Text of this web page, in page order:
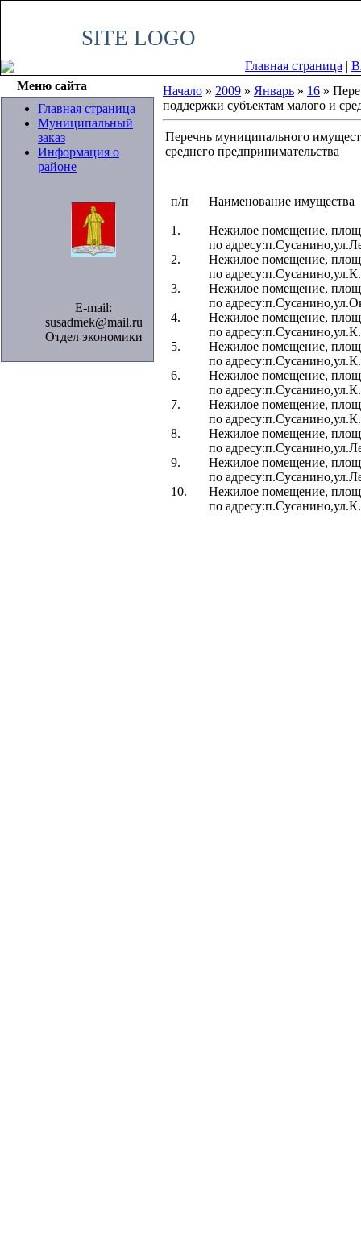
SITE LOGO
Главная страница |
Меню сайта
Главная страница
Муниципальный
заказ
Информация о
районе
E-mail:
susadmek@mail.ru
Отдел экономики
Начало » 2009 » Январь » 16 »
поддержки субъектам малого и
Перечнь муниципального
среднего предпринимательства
п/п Наименование имущества
1.
Нежилое помещение,
по
2.
Нежилое помещение,
по
3.
Нежилое помещение,
по
4.
Нежилое помещение,
по
5.
Нежилое помещение,
по
6.
Нежилое помещение,
по
7.
Нежилое помещение,
по
8.
Нежилое помещение,
по
9.
Нежилое помещение,
по
10.
Нежилое помещение,
по